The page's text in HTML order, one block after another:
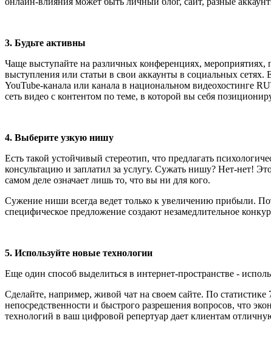
3. Будьте активны
Чаще выступайте на различных конференциях, мероприятиях,
выступления или статьи в свои аккаунты в социальных
YouTube-канала или канала в национальном видеохостинге
сеть видео с контентом по теме, в которой вы себя
4. Выберите узкую нишу
Есть такой устойчивый стереотип, что предлагать
консультацию и заплатил за услугу. Сужать нишу? Нет-нет!
самом деле означает лишь то, что вы ни для кого.
Сужение ниши всегда ведет только к увеличению прибыли.
специфическое предложение создают незамедлительное
5. Используйте новые технологии
Еще один способ выделиться в интернет-пространстве -
Сделайте, например, живой чат на своем сайте. По
непосредственности и быстрого разрешения вопросов, что
технологий в ваш цифровой репертуар дает клиентам